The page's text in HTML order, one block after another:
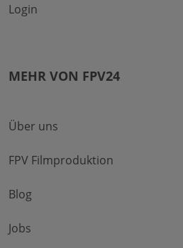
Login
MEHR VON FPV24
Über uns
FPV Filmproduktion
Blog
Jobs